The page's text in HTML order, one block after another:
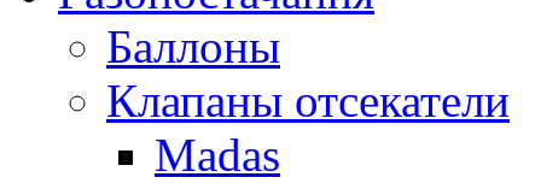
Баллоны
Клапаны отсекатели
Madas